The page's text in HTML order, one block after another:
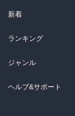
ラノベ
雑誌・グラビア
BL・TL
総合
ラノベ
雑誌・グラビア
BL・TL
新着
総合
ラノベ
雑誌・グラビア
ランキング
総合
ラノベ
ジャンル
コミック
ヘルプ&サポート